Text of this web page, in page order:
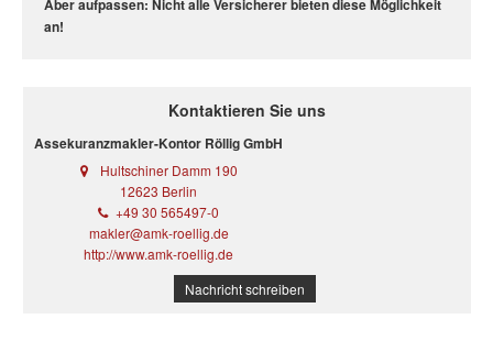
Aber aufpassen: Nicht alle Versicherer bieten diese Möglichkeit
an!
Kontaktieren Sie uns
Assekuranzmakler-Kontor Röllig GmbH
Hultschiner Damm 190
12623 Berlin
+49 30 565497-0
makler@amk-roellig.de
http://www.amk-roellig.de
Nachricht schreiben